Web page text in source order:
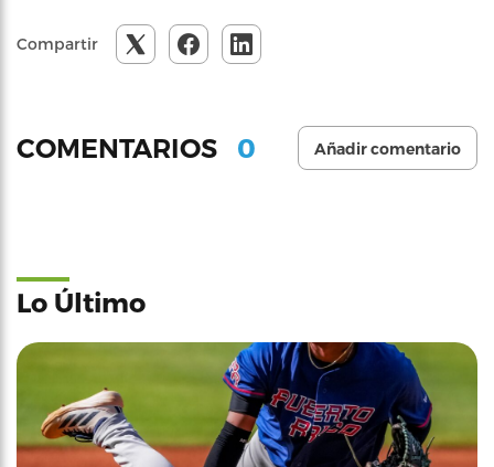
Compartir
COMENTARIOS 0 Añadir comentario
Lo Último